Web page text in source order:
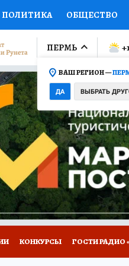
ПОЛИТИКА ОБЩЕСТВО
КОЛУМНИСТЫ
ОТКРЫВАЕМ МИР
ПРОМОКОДЫ
ТЕЛЕВИЗОР КОЛЛЕКЦИИ
НА САЙТЕ
ПЕРМЬ
ВАШ РЕГИОН —
ДА ВЫБРАТЬ
КОНКУРСЫ ГОСТИ РАДИО